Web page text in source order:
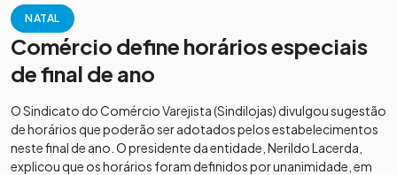
NATAL
Comércio define horários especiais
de final de ano
O Sindicato do Comércio Varejista (Sindilojas) divulgou sugestão
de horários que poderão ser adotados pelos estabelecimentos
neste final de ano. O presidente da entidade, Nerildo Lacerda,
explicou que os horários foram definidos por unanimidade, em